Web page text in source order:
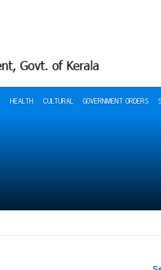
HEALTH CULTURAL GOVERNMENT ORDERS